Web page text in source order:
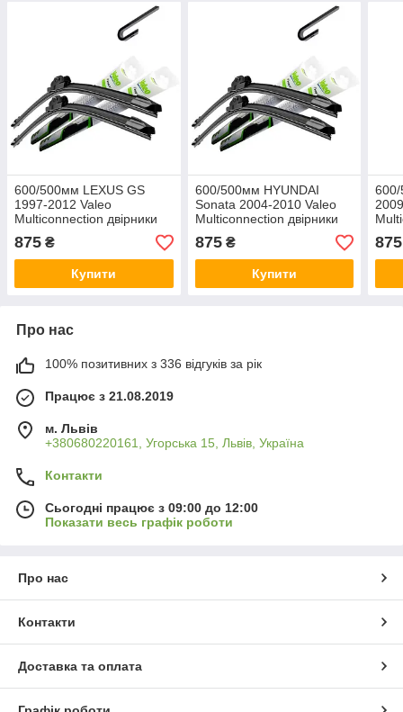
600/500мм LEXUS GS
1997-2012 Valeo
Multiconnection двірники
Склоочисники
875 ₴
Купити
600/500мм HYUNDAI
Sonata 2004-2010 Valeo
Multiconnection двірники
Склоочисники
875₴
Купити
875
Про нас
100% позитивних з 336 відгуків за рік
Працює з 21.08.2019
м. Львів
+380680220161, Угорська 15, Львів, Україна
Контакти
Сьогодні працює з 09:00 до 12:00
Показати весь графік роботи
Про нас
Контакти
Доставка та оплата